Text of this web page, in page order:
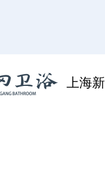
上海